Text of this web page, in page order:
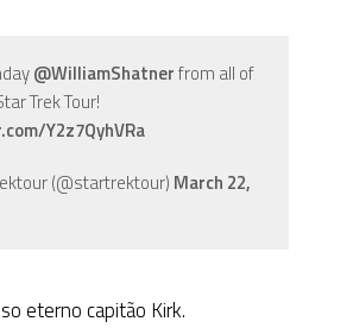
@WilliamShatnerfrom all of
Trek Tour!
Y2z7QyhVRa
(@startrektour) March 22,
eterno capitão Kirk.